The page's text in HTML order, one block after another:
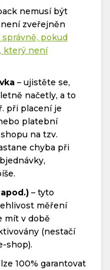
nemusí být
zveřejněn
pokud
který není
– ujistěte se,
načetly, a to
při placení je
platební
na tzv.
chyba při
– tyto
měření
mít v době
(nestačí
shop).
100% garantovat